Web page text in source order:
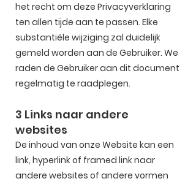
het recht om deze Privacyverklaring
ten allen tijde aan te passen. Elke
substantiële wijziging zal duidelijk
gemeld worden aan de Gebruiker. We
raden de Gebruiker aan dit document
regelmatig te raadplegen.
3 Links naar andere
websites
De inhoud van onze Website kan een
link, hyperlink of framed link naar
andere websites of andere vormen